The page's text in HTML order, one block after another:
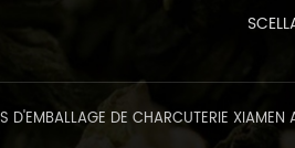
DE CHARCUTERIE